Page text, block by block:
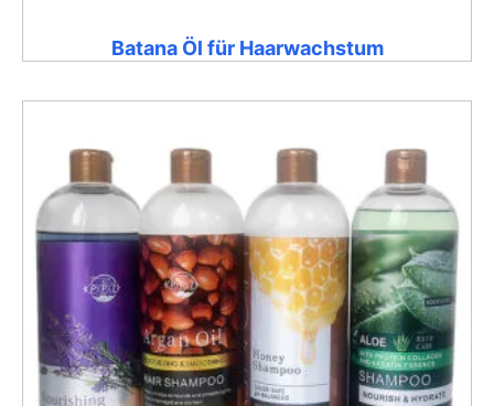
Batana Öl für Haarwachstum